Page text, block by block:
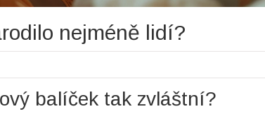
nejméně lidí?
balíček tak zvláštní?